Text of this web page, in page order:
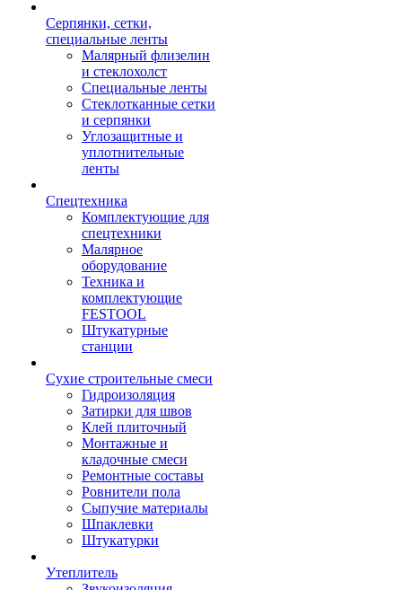
Серпянки, сетки,
специальные ленты
Малярный флизелин
и стеклохолст
Специальные ленты
Стеклотканные сетки
и серпянки
Углозащитные и
уплотнительные
ленты
Спецтехника
Комплектующие для
спецтехники
Малярное
оборудование
Техника и
комплектующие
FESTOOL
Штукатурные
станции
Сухие строительные смеси
Гидроизоляция
Затирки для швов
Клей плиточный
Монтажные и
кладочные смеси
Ремонтные составы
Ровнители пола
Сыпучие материалы
Шпаклевки
Штукатурки
Утеплитель